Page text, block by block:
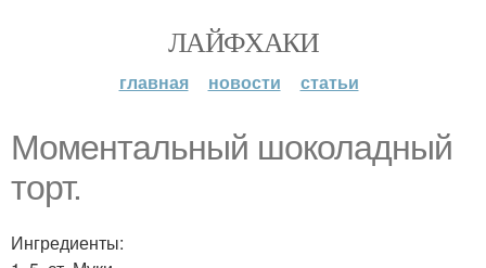
ЛАЙФХАКИ
главная новости статьи
Моментальный шоколадный
торт.
Ингредиенты: